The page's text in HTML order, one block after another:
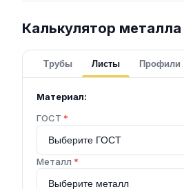
Калькулятор металла
Трубы Листы Профили
Материал:
ГОСТ *
Металл *